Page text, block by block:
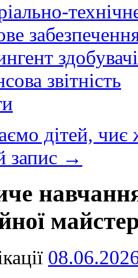
звітність
дітей, чиє
запис →